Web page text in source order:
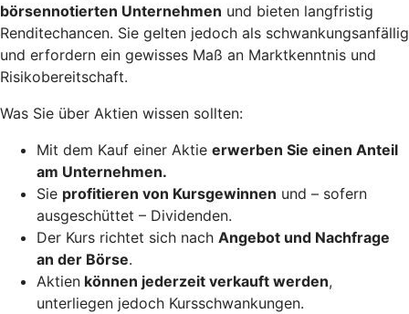
börsennotierten Unternehmen und bieten langfristig
Renditechancen. Sie gelten jedoch als schwankungsanfällig
und erfordern ein gewisses Maß an Marktkenntnis und
Risikobereitschaft.
Was Sie über Aktien wissen sollten:
Mit dem Kauf einer Aktie erwerben Sie einen Anteil
am Unternehmen.
Sie profitieren von Kursgewinnen und – sofern
ausgeschüttet – Dividenden.
Der Kurs richtet sich nach Angebot und Nachfrage
an der Börse.
Aktien können jederzeit verkauft werden,
unterliegen jedoch Kursschwankungen.